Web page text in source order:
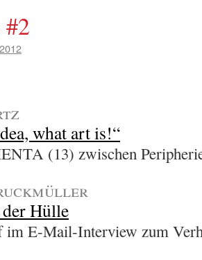
what art is!“
(13) zwischen
Hülle
im E-Mail-Interview zum